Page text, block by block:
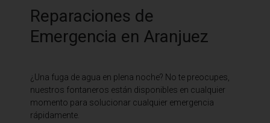
Reparaciones de
Emergencia en Aranjuez
¿Una fuga de agua en plena noche? No te preocupes,
nuestros fontaneros están disponibles en cualquier
momento para solucionar cualquier emergencia
rápidamente.